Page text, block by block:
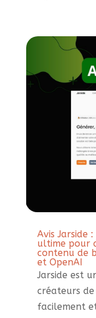
Avis Jarside
ultime pour
contenu de
et OpenAI
Jarside est
créateurs
facilement